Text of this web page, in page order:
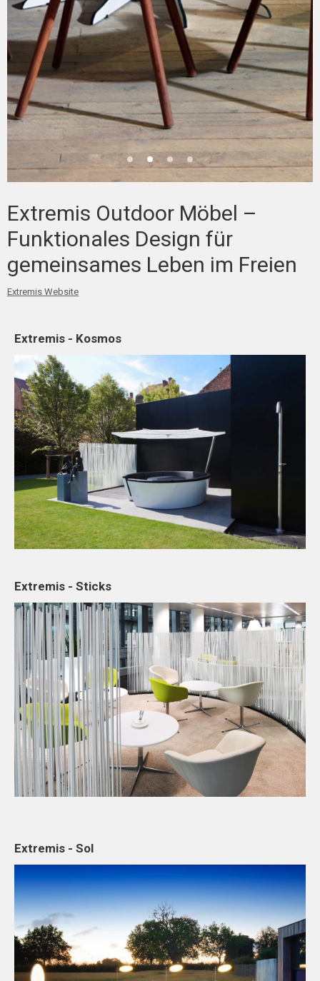
Extremis Outdoor Möbel –
Funktionales Design für
gemeinsames Leben im Freien
Extremis Website
Extremis - Kosmos
Extremis - Sticks
Extremis - Sol